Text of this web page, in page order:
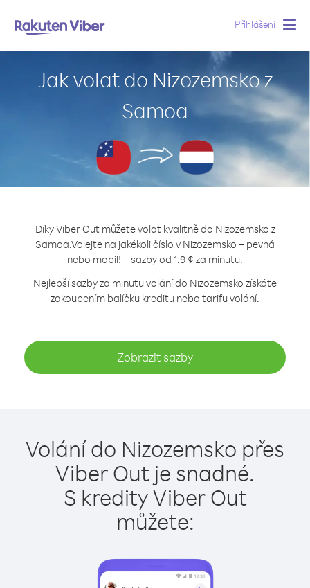
Přihlášení
Jak volat do Nizozemsko z
Samoa
Díky Viber Out můžete volat kvalitně do Nizozemsko z
Samoa.Volejte na jakékoli číslo v Nizozemsko – pevná
nebo mobil! – sazby od 1.9 ¢ za minutu.
Nejlepší sazby za minutu volání do Nizozemsko získáte
zakoupením balíčku kreditu nebo tarifu volání.
Zobrazit sazby
Volání do Nizozemsko přes
Viber Out je snadné.
S kredity Viber Out
můžete: